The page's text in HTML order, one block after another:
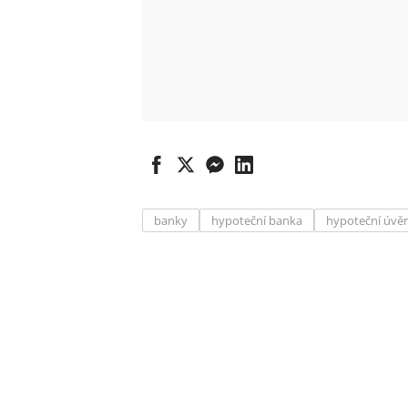
banky hypoteční banka hypoteční